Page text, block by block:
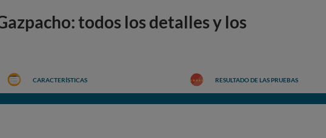
todos los detalles y los
CARACTERÍSTICAS RESULTADO DE LAS PRUEBAS